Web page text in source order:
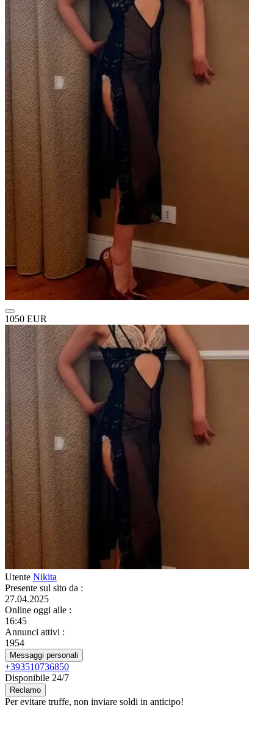
1050 EUR
Utente Nikita
Presente sul sito da :
27.04.2025
Online oggi alle :
16:45
Annunci attivi :
1954
Messaggi personali
+393510736850
Disponibile 24/7
Reclamo
Per evitare truffe, non inviare soldi in anticipo!